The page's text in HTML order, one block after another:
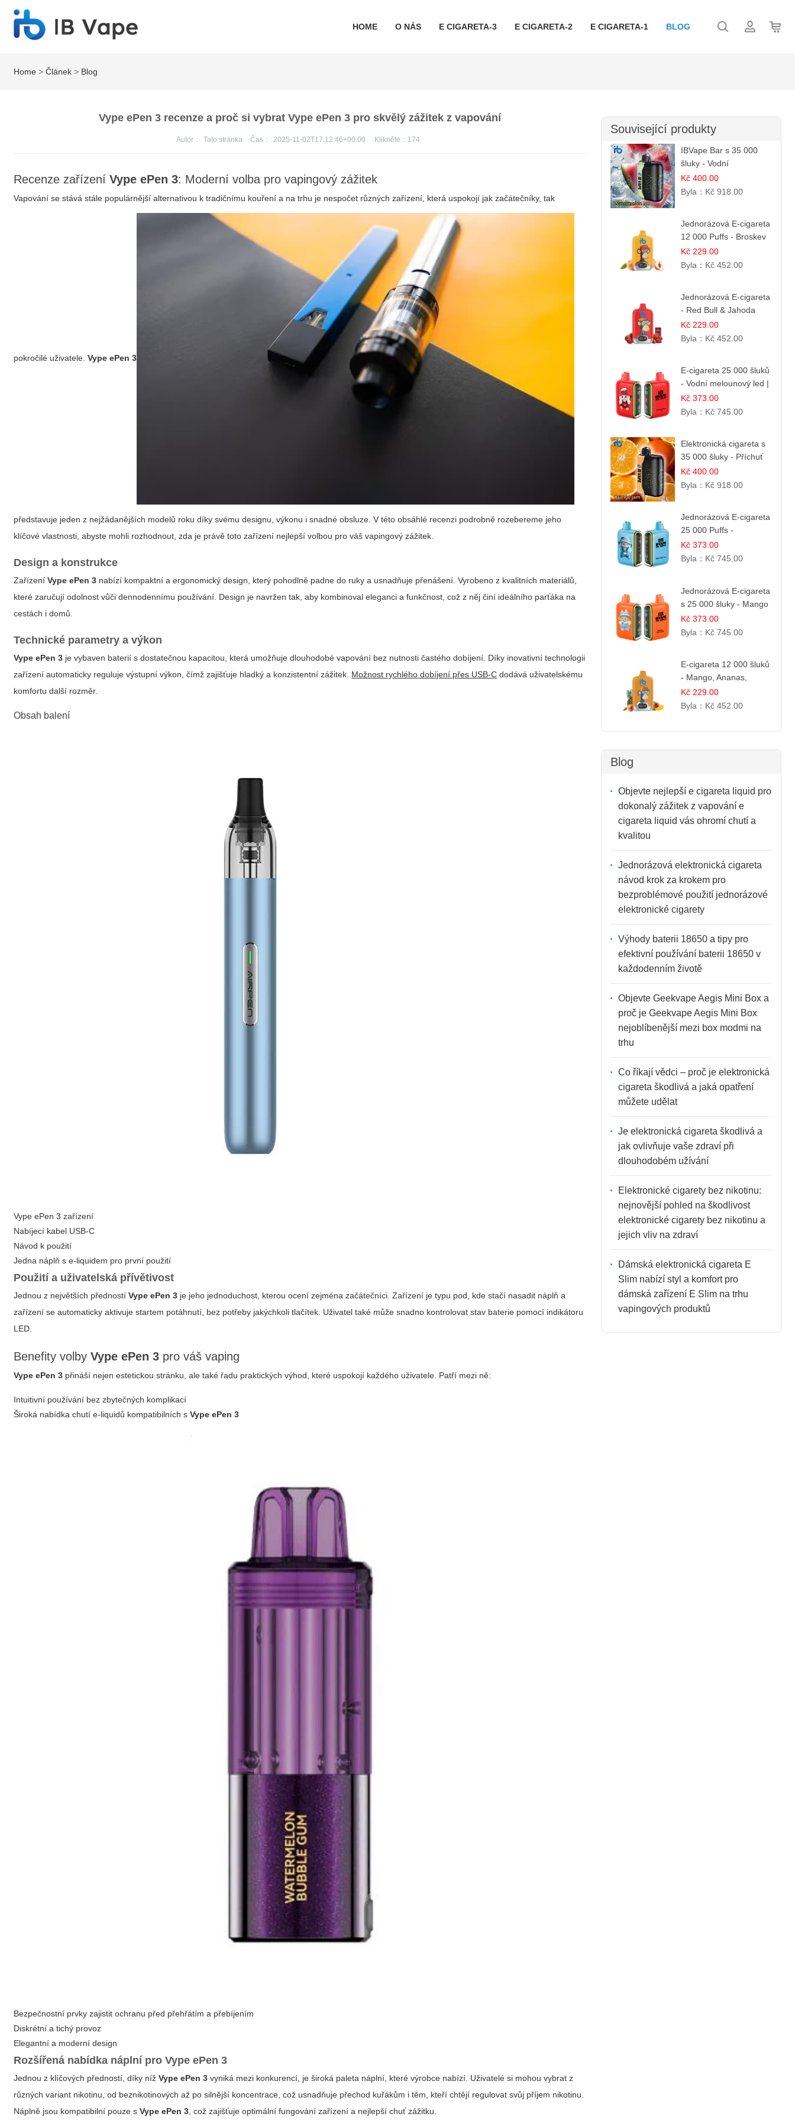
HOME O NÁS E CIGARETA-3 E CIGARETA-2 E CIGARETA-1 BLOG
Home >Článek > Blog
Vype ePen 3 recenze a proč si vybrat Vype ePen 3 pro skvělý zážitek z vapování
Autor： Tato stránka Čas： 2025-11-02T17:12:46+00:00 Klikněte： 174
Recenze zařízeníVype ePen 3: Moderní volba pro vapingový zážitek
Vapování se stává stále populárnější alternativou k tradičnímu kouření a na trhu je nespočet různých zařízení, která uspokojí jak začátečníky, tak
pokročilé uživatele.Vype ePen 3
představuje jeden z nejžádanějších modelů roku díky svému designu, výkonu i snadné obsluze. V této obsáhlé recenzi podrobně rozebereme jeho
klíčové vlastnosti, abyste mohli rozhodnout, zda je právě toto zařízení nejlepší volbou pro váš vapingový zážitek.
Design a konstrukce
ZařízeníVype ePen 3 nabízí kompaktní a ergonomický design, který pohodlně padne do ruky a usnadňuje přenášení. Vyrobeno z kvalitních materiálů,
které zaručují odolnost vůči dennodennímu používání. Design je navržen tak, aby kombinoval eleganci a funkčnost , což z něj činí ideálního parťáka na
cestách i domů.
Technické parametry a výkon
Vype ePen 3 je vybaven baterií s dostatečnou kapacitou, která umožňuje dlouhodobé vapování bez nutnosti častého dobíjení. Díky inovativní technologii
zařízení automaticky reguluje výstupní výkon, čímž zajišťuje hladký a konzistentní zážitek. Možnost rychlého dobíjení přes USB-C dodává uživatelskému
komfortu další rozměr.
Obsah balení
Vype ePen 3 zařízení
Nabíjecí kabel USB-C
Návod k použití
Jedna náplň s e-liquidem pro první použití
Použití a uživatelská přívětivost
Jednou z největších přednostíVype ePen 3 je jeho jednoduchost , kterou ocení zejména začátečníci. Zařízení je typu pod, kde stačí nasadit náplň a
zařízení se automaticky aktivuje startem potáhnutí, bez potřeby jakýchkoli tlačítek. Uživatel také může snadno kontrolovat stav baterie pomocí indikátoru
LED.
Benefity volbyVype ePen 3 pro váš vaping
Vype ePen 3 přináší nejen estetickou stránku, ale také řadu praktických výhod, které uspokojí každého uživatele. Patří mezi ně:
Intuitivní používání bez zbytečných komplikací
Široká nabídka chutí e-liquidů kompatibilních sVype ePen 3
Bezpečnostní prvky zajistit ochranu před přehřátím a přebíjením
Diskrétní a tichý provoz
Elegantní a moderní design
Rozšířená nabídka náplní proVype ePen 3
Jednou z klíčových předností, díky nížVype ePen 3 vyniká mezi konkurencí, je široká paleta náplní, které výrobce nabízí. Uživatelé si mohou vybrat z
různých variant nikotinu, od beznikotinových až po silnější koncentrace, což usnadňuje přechod kuřákům i těm, kteří chtějí regulovat svůj příjem nikotinu.
Náplně jsou kompatibilní pouze sVype ePen 3, což zajišťuje optimální fungování zařízení a nejlepší chuť zážitku.
Související produkty
IBVape Bar s 35 000
šluky - Vodní
melounový led |
Osvěžující letní příchuť
Kč 400.00
Byla： Kč 918.00
Jednorázová E-cigareta
12 000 Puffs - Broskev
& Ovocná Šťáva |
Osvěžující ovocná
Kč 229.00
Byla： Kč 452.00
Jednorázová E-cigareta
- Red Bull & Jahoda
Kč 229.00
Byla： Kč 452.00
E-cigareta 25 000 šluků
- Vodní melounový led |
Osvěžující letní příchuť
Kč 373.00
Byla： Kč 745.00
Elektronická cigareta s
35 000 šluky - Příchuť
Pomerančový Džem |
Dlouhotrvající zážitek
Kč 400.00
Byla： Kč 918.00
Jednorázová E-cigareta
25 000 Puffs -
Jahodová Zmrzlina |
Krémová sladká příchuť
Kč 373.00
Byla： Kč 745.00
Jednorázová E-cigareta
s 25 000 šluky - Mango
& Ananas | Exotická
ovocná směs
Kč 373.00
Byla： Kč 745.00
E-cigareta 12 000 šluků
- Mango, Ananas,
Broskev | Tropická
ovocná směs
Kč 229.00
Byla： Kč 452.00
Blog
Objevte nejlepší e cigareta liquid pro
dokonalý zážitek z vapování e
cigareta liquid vás ohromí chutí a
kvalitou
Jednorázová elektronická cigareta
návod krok za krokem pro
bezproblémové použití jednorázové
elektronické cigarety
Výhody baterii 18650 a tipy pro
efektivní používání baterii 18650 v
každodenním životě
Objevte Geekvape Aegis Mini Box a
proč je Geekvape Aegis Mini Box
nejoblíbenější mezi box modmi na
trhu
Co říkají vědci – proč je elektronická
cigareta škodlivá a jaká opatření
můžete udělat
Je elektronická cigareta škodlivá a
jak ovlivňuje vaše zdraví při
dlouhodobém užívání
Elektronické cigarety bez nikotinu:
nejnovější pohled na škodlivost
elektronické cigarety bez nikotinu a
jejich vliv na zdraví
Dámská elektronická cigareta E
Slim nabízí styl a komfort pro
dámská zařízení E Slim na trhu
vapingových produktů